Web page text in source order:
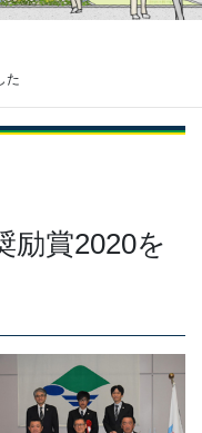
た
励賞2020を